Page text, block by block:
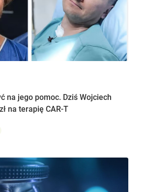
na jego pomoc. Dziś Wojciech
na terapię CAR-T